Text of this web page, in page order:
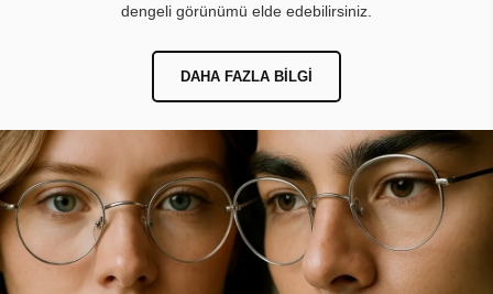
dengeli görünümü elde edebilirsiniz.
DAHA FAZLA BILGI